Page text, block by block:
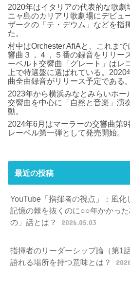
2020年はイタリアの代表的な歌劇
ニャ島のカリアリ歌劇場にデビュ
ザークの「テ・デウム」などを指
た。
村中はOrchester AfiAと、これま
響曲３，４，５番の録音をリリー
ーベルト交響曲「グレート」はレ
上で特選盤に選ばれている。
曲全曲録音がリリース予定である。
2023年から横浜みなとみらいホー
交響曲を中心に「自然と音楽」演
動。
2024年6月はマーラーの交響曲第
レーベル第一弾として発売開始。
最近の投稿
YouTube「指揮者の視点」：風化
記憶の棘を抜くのに○○年かかっ
の」話とは？
2026.05.03
指揮者のリーダーシップ論（第1
語れる場所を持つ意味とは？